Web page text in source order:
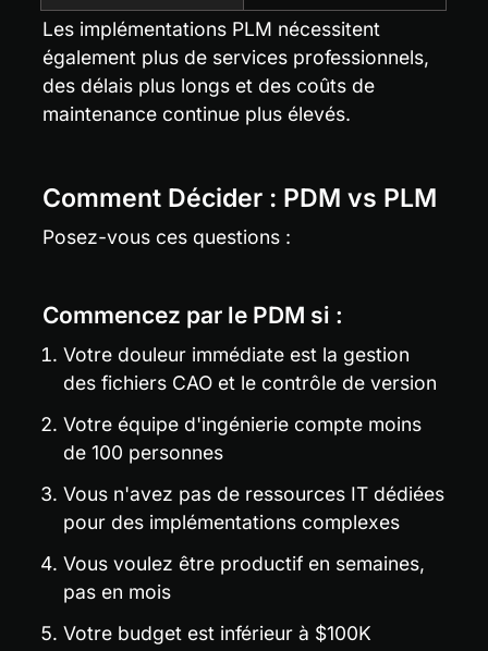
Les implémentations PLM nécessitent
également plus de services professionnels,
des délais plus longs et des coûts de
maintenance continue plus élevés.
Comment Décider : PDM vs PLM
Posez-vous ces questions :
Commencez par le PDM si :
Votre douleur immédiate est la gestion
des fichiers CAO et le contrôle de version
Votre équipe d'ingénierie compte moins
de 100 personnes
Vous n'avez pas de ressources IT dédiées
pour des implémentations complexes
Vous voulez être productif en semaines,
pas en mois
Votre budget est inférieur à $100K